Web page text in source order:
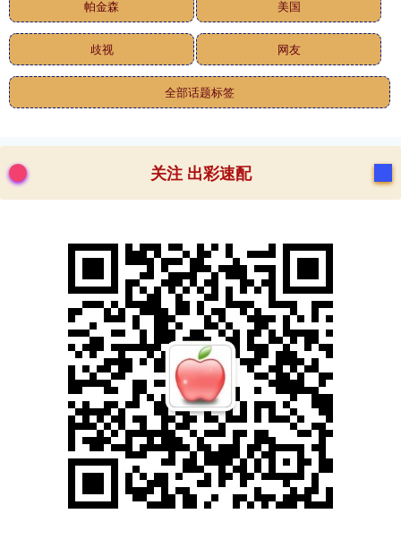
帕金森 美国
歧视 网友
全部话题标签
关注 出彩速配